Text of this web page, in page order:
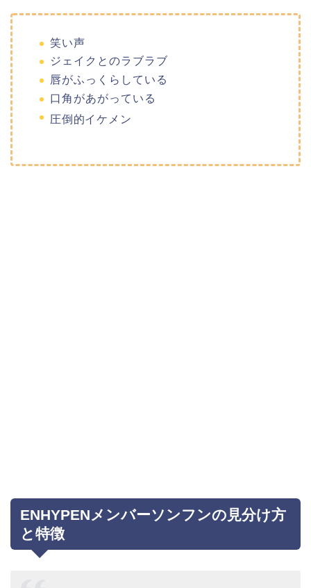
笑い声
ジェイクとのラブラブ
唇がふっくらしている
口角があがっている
圧倒的イケメン
ENHYPENメンバーソンフンの見分け方
と特徴